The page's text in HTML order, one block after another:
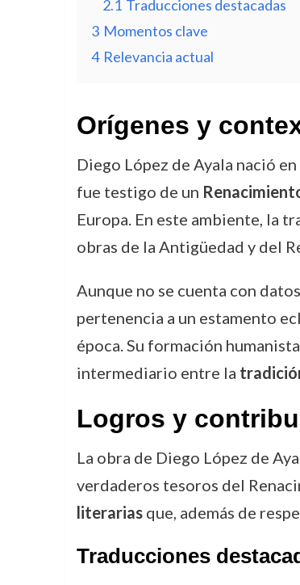
2.1 Traducciones destacadas
3 Momentos clave
4 Relevancia actual
Orígenes y
Diego López de Ayala nació
fue testigo de un
Europa. En este ambiente, la
obras de la Antigüedad y del
Aunque no se cuenta con
pertenencia a un estamento
época. Su formación
intermediario entre la
Logros y
La obra de Diego López de
verdaderos tesoros del
literariasque, además de
Traducciones